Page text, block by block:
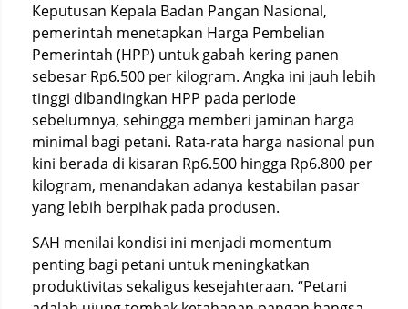
Keputusan Kepala Badan Pangan Nasional,
pemerintah menetapkan Harga Pembelian
Pemerintah (HPP) untuk gabah kering panen
sebesar Rp6.500 per kilogram. Angka ini jauh lebih
tinggi dibandingkan HPP pada periode
sebelumnya, sehingga memberi jaminan harga
minimal bagi petani. Rata-rata harga nasional pun
kini berada di kisaran Rp6.500 hingga Rp6.800 per
kilogram, menandakan adanya kestabilan pasar
yang lebih berpihak pada produsen.
SAH menilai kondisi ini menjadi momentum
penting bagi petani untuk meningkatkan
produktivitas sekaligus kesejahteraan. “Petani